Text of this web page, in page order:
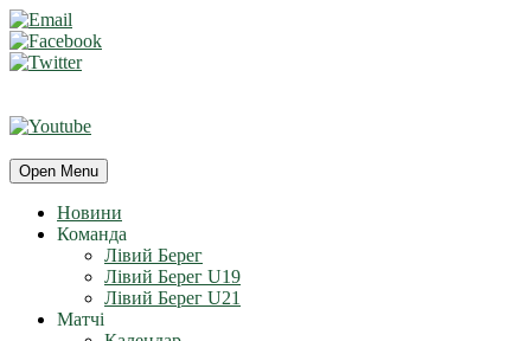
Open Menu
Новини
Команда
Лівий Берег
Лівий Берег U19
Лівий Берег U21
Матчі